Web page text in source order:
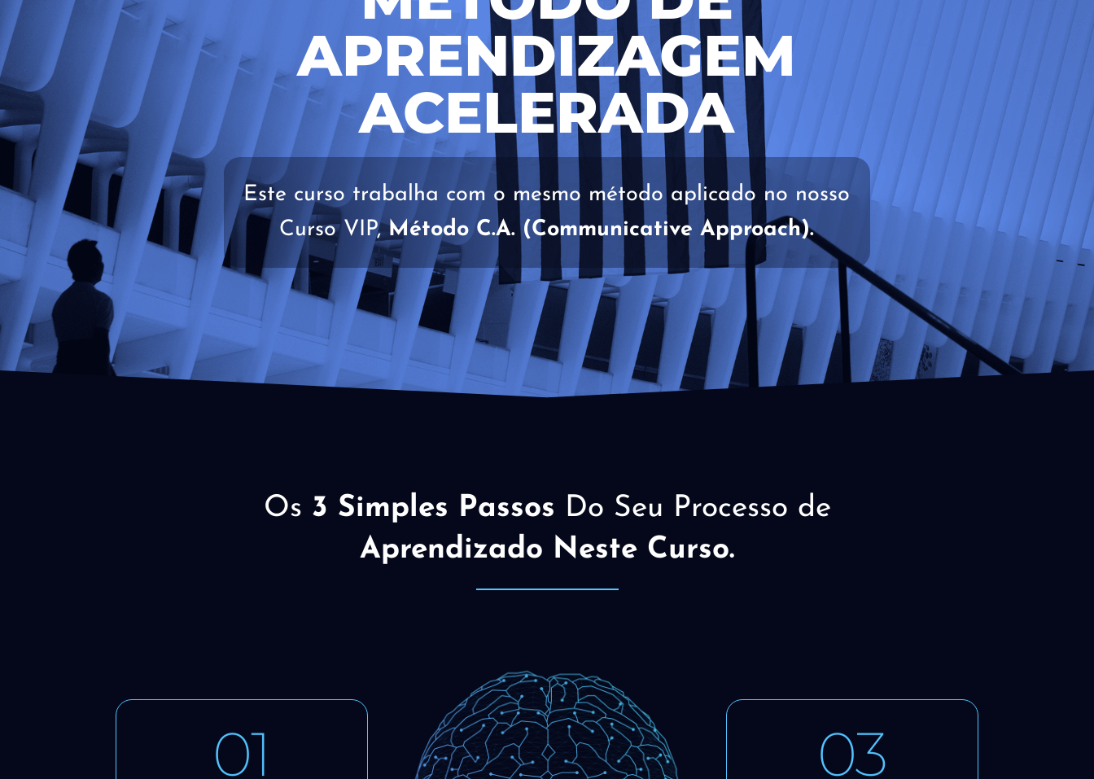
APRENDIZAGEM
ACELERADA
Este curso trabalha com o mesmo método aplicado no nosso
Curso VIP,Método C.A. (Communicative Approach).
Os 3 Simples Passos Do Seu Processo de
Aprendizado Neste Curso.
01
de gramática. 03
fáceis de usar.